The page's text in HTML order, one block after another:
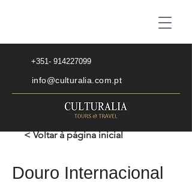
+351- 914227099
info@culturalia.com.pt
< Voltar à página inicial
Douro Internacional